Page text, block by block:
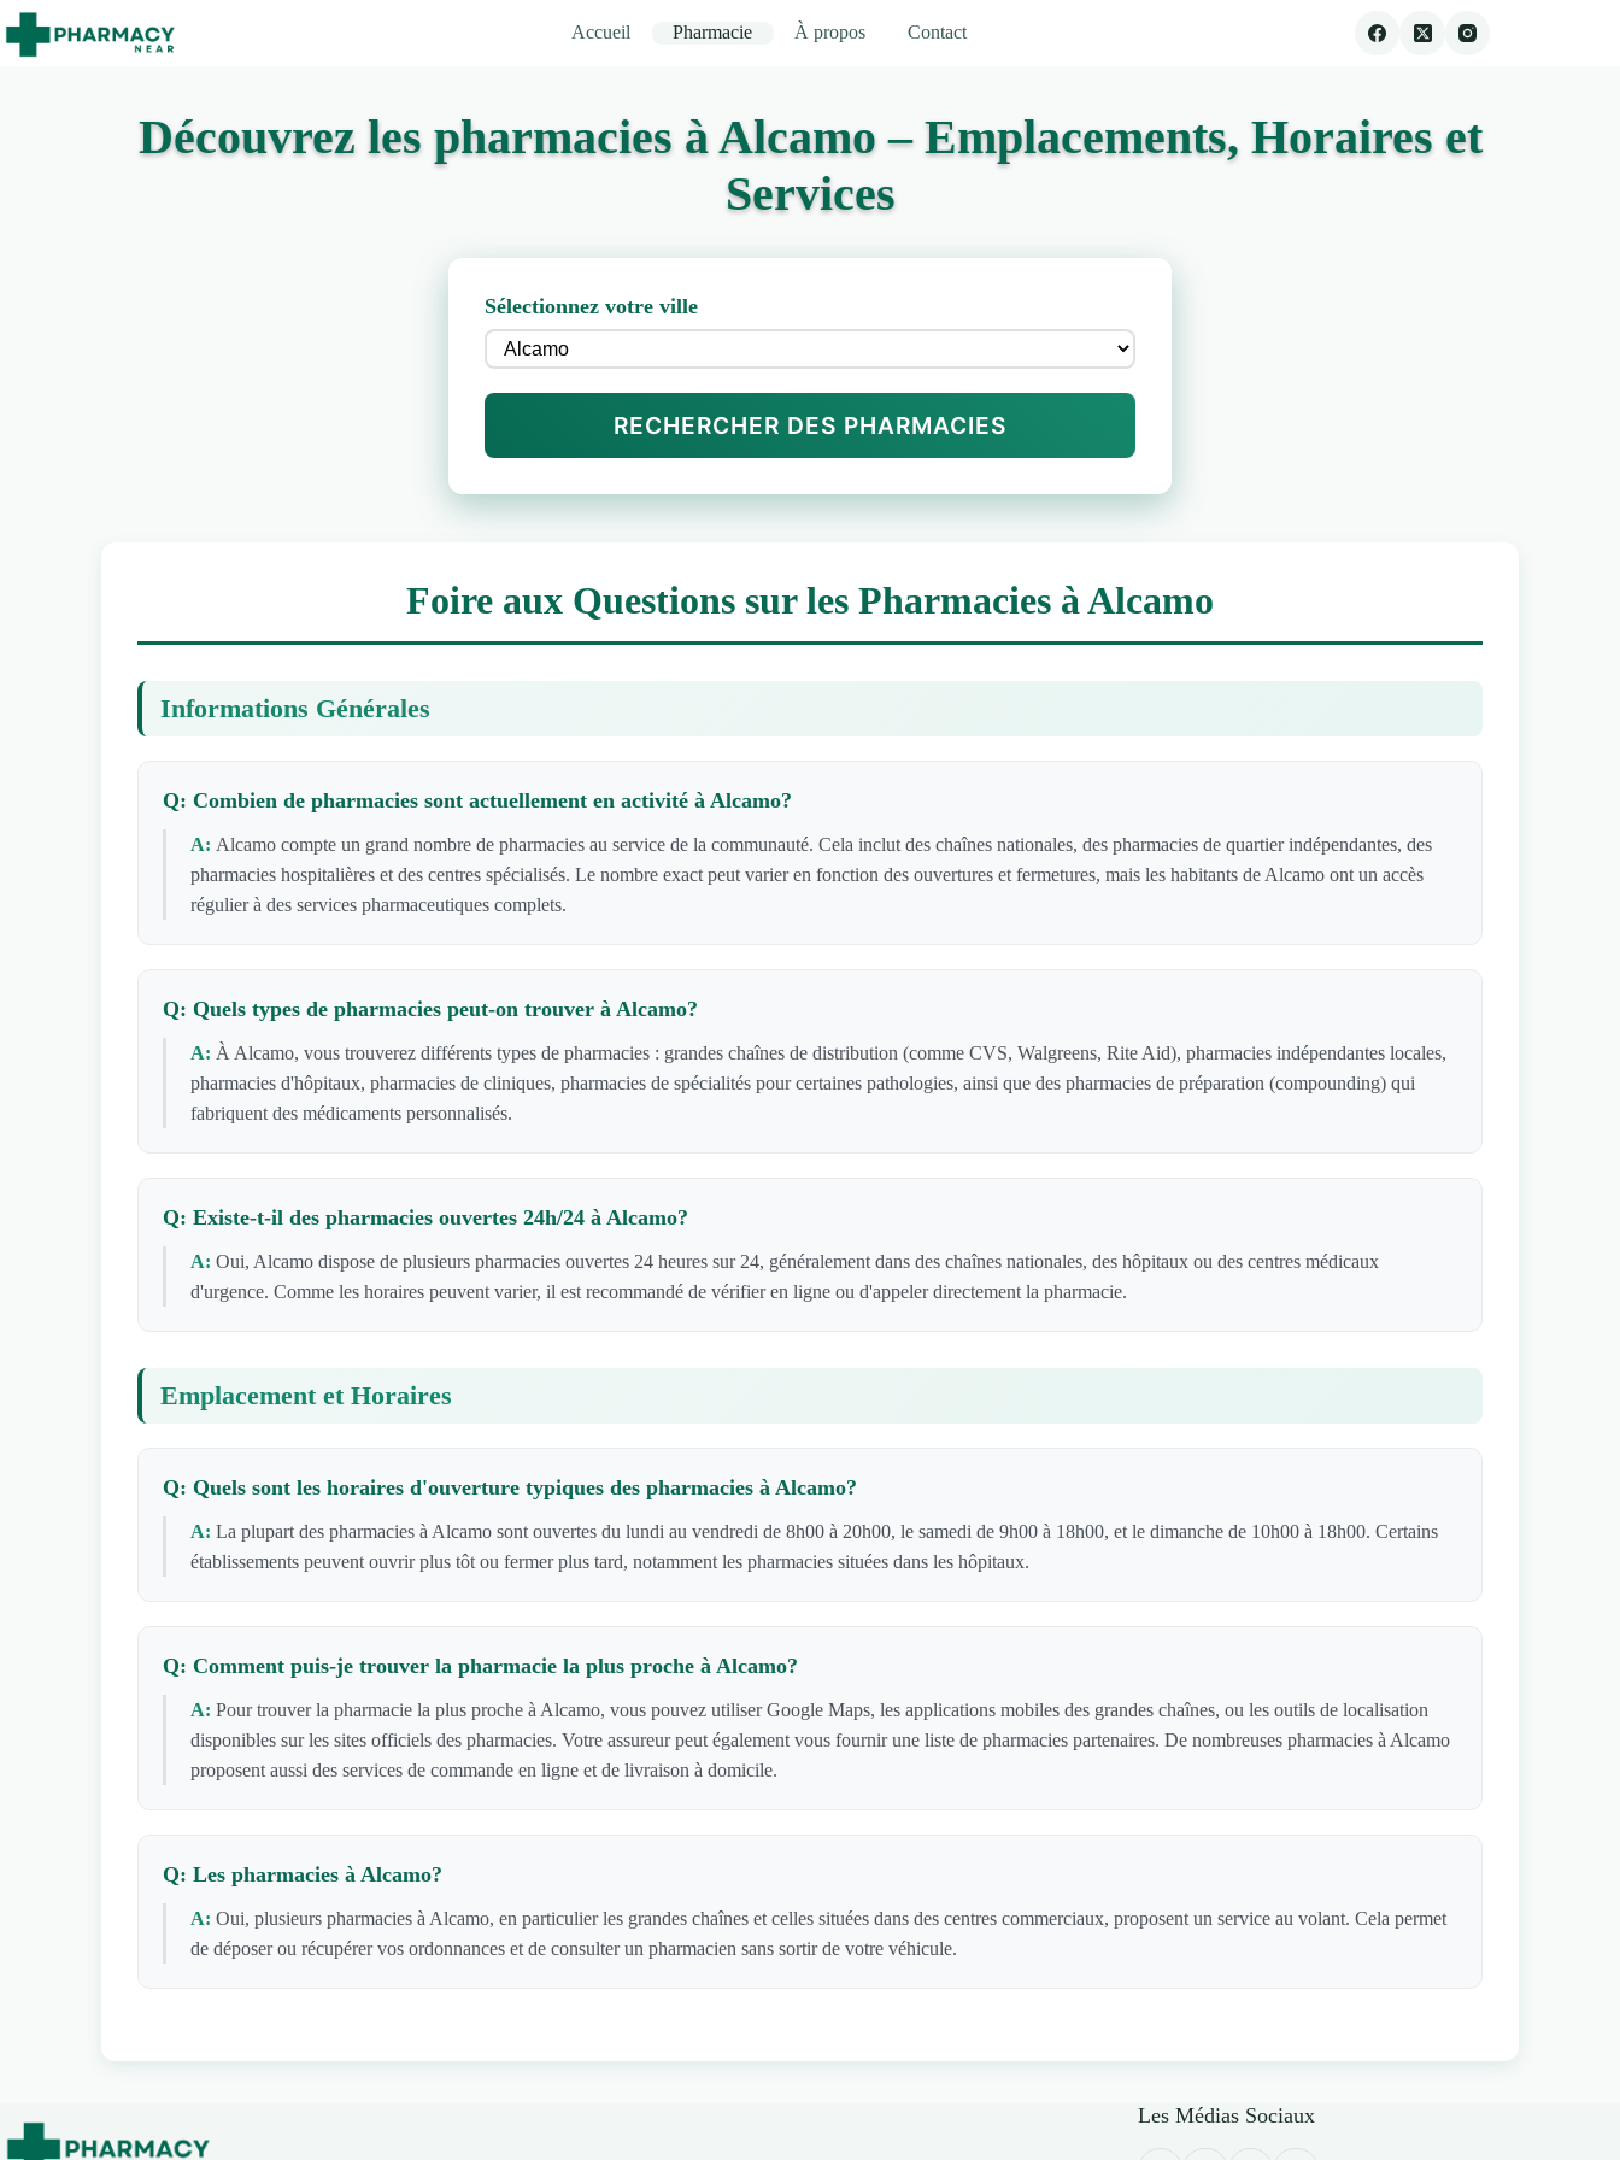
Accueil Pharmacie À propos Contact
Découvrez les pharmacies à Alcamo – Emplacements, Horaires et
Services
Sélectionnez votre ville
RECHERCHER DES PHARMACIES
Foire aux Questions sur les Pharmacies à Alcamo
Informations Générales
Q: Combien de pharmacies sont actuellement en activité à Alcamo?
A: Alcamo compte un grand nombre de pharmacies au service de la communauté. Cela inclut des chaînes nationales, des pharmacies de quartier indépendantes, des
pharmacies hospitalières et des centres spécialisés. Le nombre exact peut varier en fonction des ouvertures et fermetures, mais les habitants de Alcamo ont un accès
régulier à des services pharmaceutiques complets.
Q: Quels types de pharmacies peut-on trouver à Alcamo?
A: À Alcamo, vous trouverez différents types de pharmacies : grandes chaînes de distribution (comme CVS, Walgreens, Rite Aid), pharmacies indépendantes locales,
pharmacies d'hôpitaux, pharmacies de cliniques, pharmacies de spécialités pour certaines pathologies, ainsi que des pharmacies de préparation (compounding) qui
fabriquent des médicaments personnalisés.
Q: Existe-t-il des pharmacies ouvertes 24h/24 à Alcamo?
A: Oui, Alcamo dispose de plusieurs pharmacies ouvertes 24 heures sur 24, généralement dans des chaînes nationales, des hôpitaux ou des centres médicaux
d'urgence. Comme les horaires peuvent varier, il est recommandé de vérifier en ligne ou d'appeler directement la pharmacie.
Emplacement et Horaires
Q: Quels sont les horaires d'ouverture typiques des pharmacies à Alcamo?
A: La plupart des pharmacies à Alcamo sont ouvertes du lundi au vendredi de 8h00 à 20h00, le samedi de 9h00 à 18h00, et le dimanche de 10h00 à 18h00. Certains
établissements peuvent ouvrir plus tôt ou fermer plus tard, notamment les pharmacies situées dans les hôpitaux.
Q: Comment puis-je trouver la pharmacie la plus proche à Alcamo?
A: Pour trouver la pharmacie la plus proche à Alcamo, vous pouvez utiliser Google Maps, les applications mobiles des grandes chaînes, ou les outils de localisation
disponibles sur les sites officiels des pharmacies. Votre assureur peut également vous fournir une liste de pharmacies partenaires. De nombreuses pharmacies à Alcamo
proposent aussi des services de commande en ligne et de livraison à domicile.
Q: Les pharmacies à Alcamo?
A: Oui, plusieurs pharmacies à Alcamo, en particulier les grandes chaînes et celles situées dans des centres commerciaux, proposent un service au volant. Cela permet
de déposer ou récupérer vos ordonnances et de consulter un pharmacien sans sortir de votre véhicule.
Les Médias Sociaux